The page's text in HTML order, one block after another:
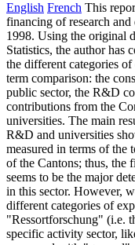
English French This
financing of research
1998. Using the original
Statistics, the author has
the different categories
term comparison: the
public sector, the R&D
contributions from the
universities. The main
R&D and universities
measured in terms of the
of the Cantons; thus, the
seems to be the major
in this sector. However,
different categories of
"Ressortforschung" (i.e.
specific activity sector,